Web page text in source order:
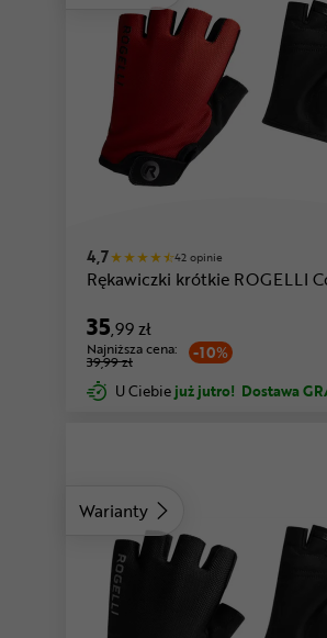
4,7 42 opinie
Rękawiczki krótkie ROGELLI
35,99 zł
-10%
Najniższa cena:
39,99 zł
U Ciebie już jutro! Dostawa
Warianty